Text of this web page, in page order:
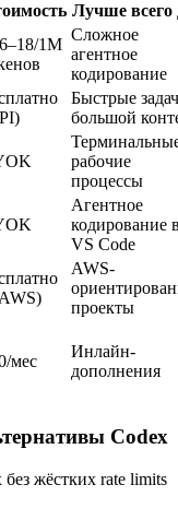
Лучше всего
1M
Сложное
агентное
кодирование
Быстрые
большой
рабочие
процессы
Агентное
кодирование
VS Code
AWS-
проекты
мес
Инлайн-
дополнения
Codex
жёстких rate limits